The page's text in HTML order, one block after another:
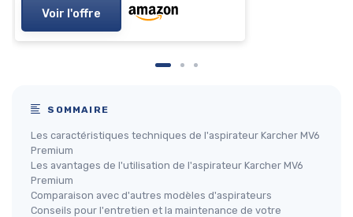
Voir l'offre
SOMMAIRE
Les caractéristiques techniques de l'aspirateur Karcher MV6
Premium
Les avantages de l'utilisation de l'aspirateur Karcher MV6
Premium
Comparaison avec d'autres modèles d'aspirateurs
Conseils pour l'entretien et la maintenance de votre